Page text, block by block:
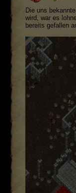
Die uns
wird, war es
bereits gefallen